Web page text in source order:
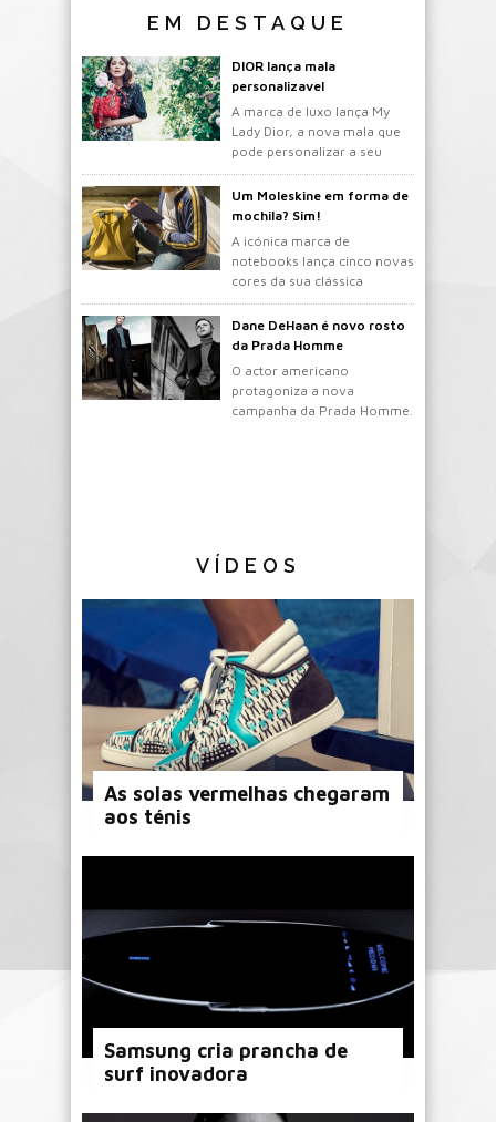
EM DESTAQUE
DIOR lança mala
personalizavel
A marca de luxo lança My
Lady Dior, a nova mala que
pode personalizar a seu
gosto.
Um Moleskine em forma de
mochila? Sim!
A icónica marca de
notebooks lança cinco novas
cores da sua clássica
mochila.
Dane DeHaan é novo rosto
da Prada Homme
O actor americano
protagoniza a nova
campanha da Prada Homme.
VÍDEOS
As solas vermelhas chegaram
aos ténis
Samsung cria prancha de
surf inovadora